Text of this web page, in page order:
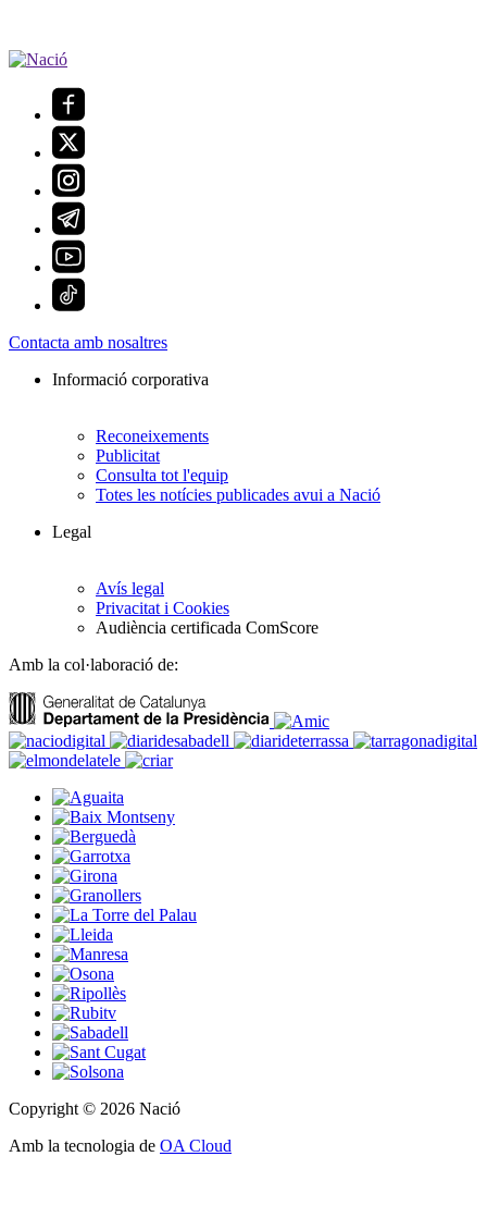
Contacta amb nosaltres
Informació corporativa
Reconeixements
Publicitat
Consulta tot l'equip
Totes les notícies publicades avui a Nació
Legal
Avís legal
Privacitat i Cookies
Audiència certificada ComScore
Amb la col·laboració de:
Copyright © 2026 Nació
Amb la tecnologia de OA Cloud